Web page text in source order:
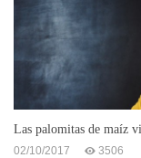
Las palomitas de maíz
02/10/2017 3506